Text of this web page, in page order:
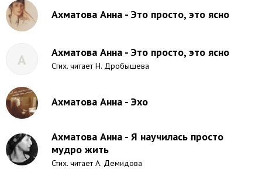
Ахматова Анна - Это просто, это ясно
А Ахматова Анна - Это просто, это ясно
Стих. читает Н. Дробышева
Ахматова Анна - Эхо
Ахматова Анна - Я научилась просто
мудро жить
Стих. читает А. Демидова